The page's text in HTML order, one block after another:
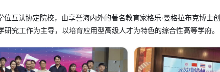
位互认协定院校，由享誉海内外的著名教育家格乐·曼格拉布克博士
究工作为主导，以培育应用型高级人才为特色的综合性高等学府。